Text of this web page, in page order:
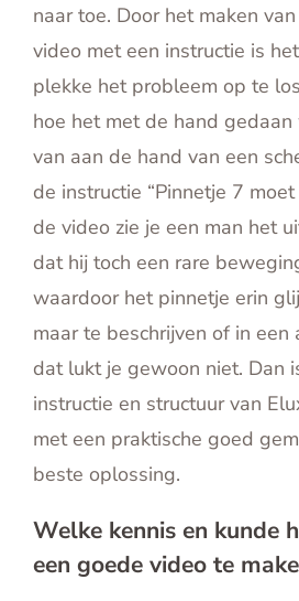
naar toe. Door het maken
video met een instructie is
plekke het probleem op te
hoe het met de hand
van aan de hand van een
de instructie “Pinnetje 7
de video zie je een man het
dat hij toch een rare
waardoor het pinnetje erin
maar te beschrijven of in een
dat lukt je gewoon niet. Dan
instructie en structuur van
met een praktische goed
beste oplossing.
Welke kennis en kunde
een goede video te